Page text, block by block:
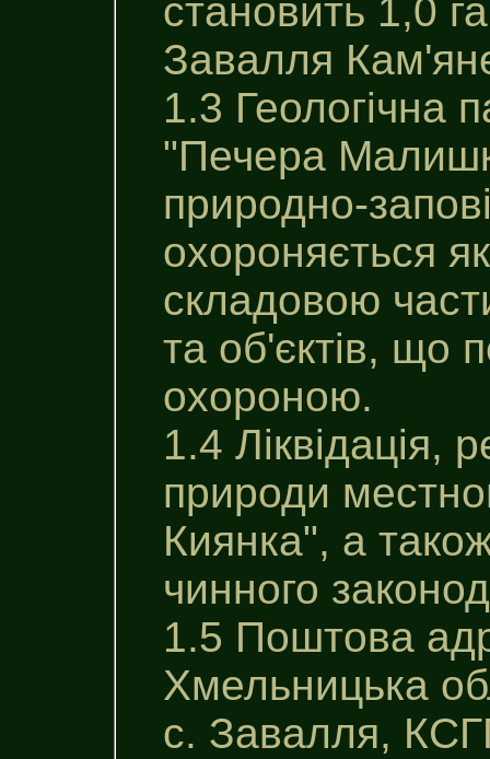
становить 1,0
Завалля
1.3 Геологічна
"Печера
природно-
охороняється
складовою
та об'єктів, що
охороною.
1.4 Ліквідація,
природи
Киянка", а
чинного
1.5 Поштова
Хмельницька
с. Завалля,